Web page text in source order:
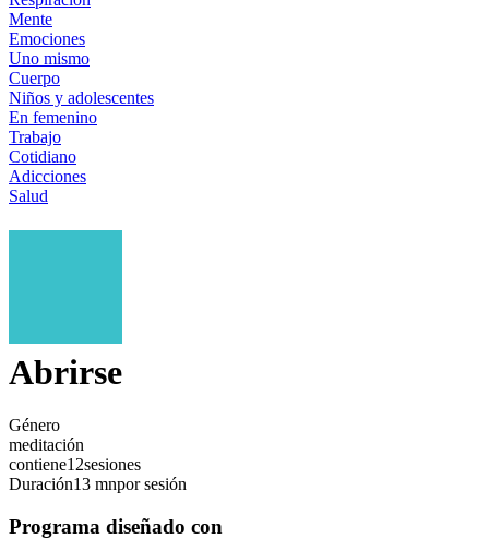
Mente
Emociones
Uno mismo
Cuerpo
Niños y adolescentes
En femenino
Trabajo
Cotidiano
Adicciones
Salud
Abrirse
Género
meditación
contiene12sesiones
Duración13 mnpor sesión
Programa diseñado con